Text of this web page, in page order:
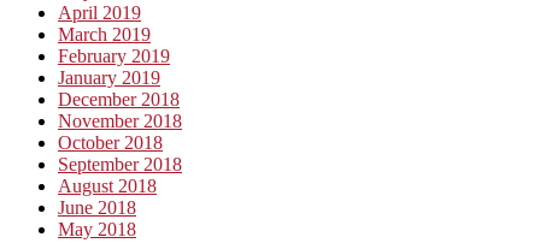
April 2019
March 2019
February 2019
January 2019
December 2018
November 2018
October 2018
September 2018
August 2018
June 2018
May 2018